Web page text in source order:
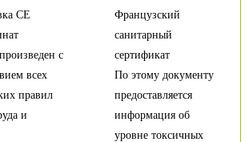
Французский
санитарный
сертификат
По этому документу
предоставляется
информация об
уровне токсичных
CE
с
всех
правил
и